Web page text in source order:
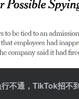
不通，TikTok招不